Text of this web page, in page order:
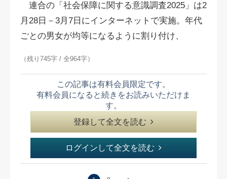
連合の「社会保障に関する意識調査2025」は2
月28日－3月7日にインターネットで実施。年代
ごとの男女が均等になるように割り付け、
（残り745字 / 全964字）
この記事は有料会員限定です。
有料会員になると続きをお読みいただけま
す。
登録して全文を読む
ログインして全文を読む